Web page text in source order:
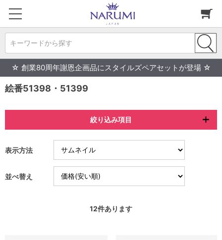
キーワードから探す
☆ 創業80周年謝恩企画品にスタイルズペアセットが登場 ☆
絵番51398・51399
絞り込み項目
表示方法
並べ替え
12件あります